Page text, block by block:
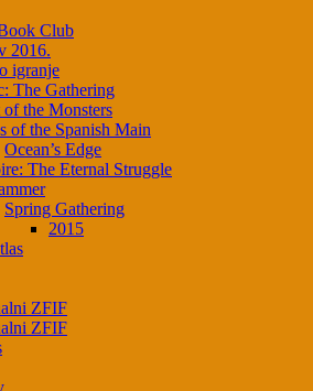
Club
2016.
igranje
The Gathering
the Monsters
of the Spanish Main
Ocean’s Edge
The Eternal Struggle
Spring Gathering
2015
ZFIF
ZFIF